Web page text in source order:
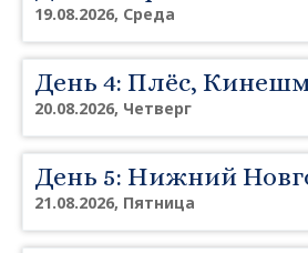
19.08.2026, Среда
День 4: Плёс,
20.08.2026, Четверг
День 5: Нижний
21.08.2026, Пятница